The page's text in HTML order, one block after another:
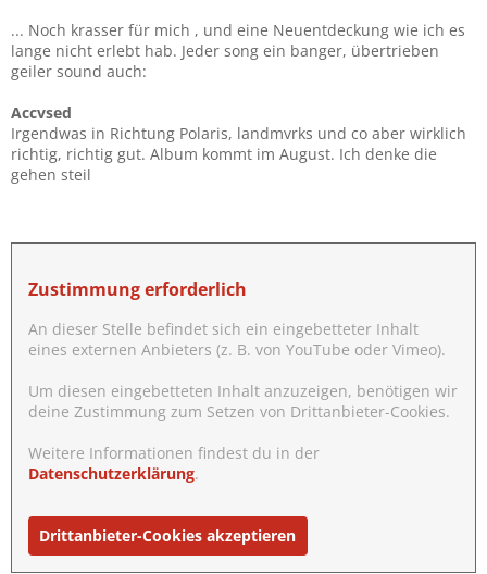
... Noch krasser für mich , und eine Neuentdeckung wie ich es
lange nicht erlebt hab. Jeder song ein banger, übertrieben
geiler sound auch:
Accvsed
Irgendwas in Richtung Polaris, landmvrks und co aber wirklich
richtig, richtig gut. Album kommt im August. Ich denke die
gehen steil
Zustimmung erforderlich
An dieser Stelle befindet sich ein eingebetteter Inhalt
eines externen Anbieters (z. B. von YouTube oder Vimeo).
Um diesen eingebetteten Inhalt anzuzeigen, benötigen wir
deine Zustimmung zum Setzen von Drittanbieter-Cookies.
Weitere Informationen findest du in der
Datenschutzerklärung.
Drittanbieter-Cookies akzeptieren